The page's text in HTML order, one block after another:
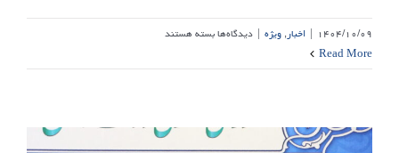
۱۴۰۴/۱۰/۰۹ | اخبار,ویژه | دیدگاه‌هابرای
کاشفی
نمایندگان
بسته هستند
Read More